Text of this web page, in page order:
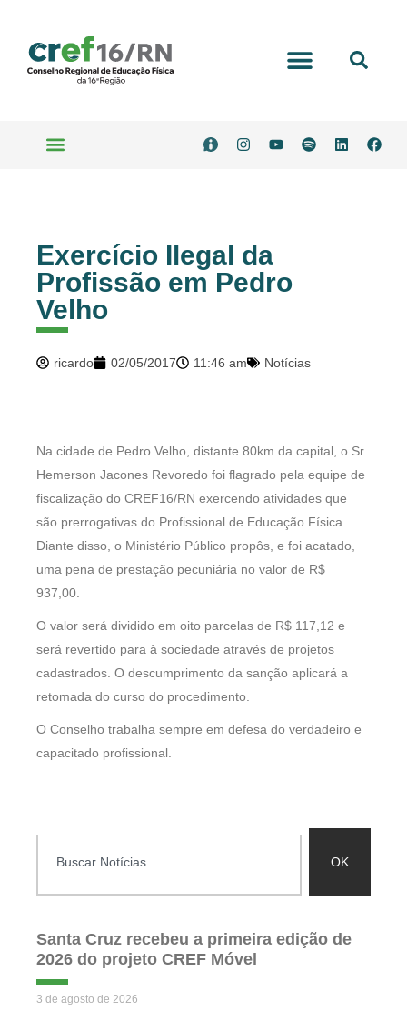
Exercício Ilegal da
Profissão em Pedro
Velho
ricardo 02/05/2017 11:46 am Notícias
Na cidade de Pedro Velho, distante 80km da capital, o Sr.
Hemerson Jacones Revoredo foi flagrado pela equipe de
fiscalização do CREF16/RN exercendo atividades que
são prerrogativas do Profissional de Educação Física.
Diante disso, o Ministério Público propôs, e foi acatado,
uma pena de prestação pecuniária no valor de R$
937,00.
O valor será dividido em oito parcelas de R$ 117,12 e
será revertido para à sociedade através de projetos
cadastrados. O descumprimento da sanção aplicará a
retomada do curso do procedimento.
O Conselho trabalha sempre em defesa do verdadeiro e
capacitado profissional.
OK
Santa Cruz recebeu a primeira edição de
2026 do projeto CREF Móvel
3 de agosto de 2026